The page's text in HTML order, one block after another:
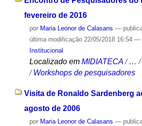
fevereiro de 2016
por Maria Leonor de Calasans —
última modificação22/05/2018 16:54 —
Institucional
Localizado em MIDIATECA /…/
/Workshops de pesquisadores
Visita de Ronaldo Sardenberg
agosto de 2006
por Maria Leonor de Calasans —